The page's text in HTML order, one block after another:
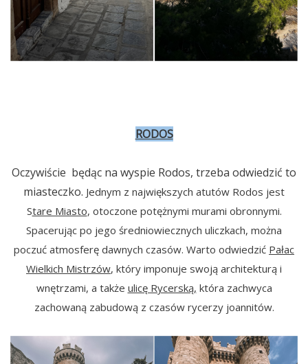
RODOS
Oczywiście będąc na wyspie Rodos, trzeba odwiedzić to
miasteczko. Jednym z największych atutów Rodos jest
Stare Miasto, otoczone potężnymi murami obronnymi.
Spacerując po jego średniowiecznych uliczkach, można
poczuć atmosferę dawnych czasów. Warto odwiedzić Pałac
Wielkich Mistrzów, który imponuje swoją architekturą i
wnętrzami, a także ulicę Rycerską, która zachwyca
zachowaną zabudową z czasów rycerzy joannitów.